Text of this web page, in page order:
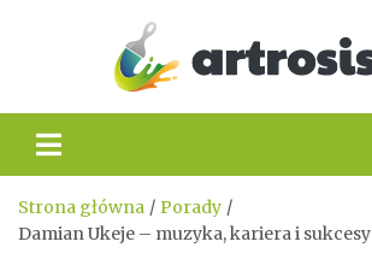
Strona główna
Porady
Damian Ukeje – muzyka, kariera i sukcesy